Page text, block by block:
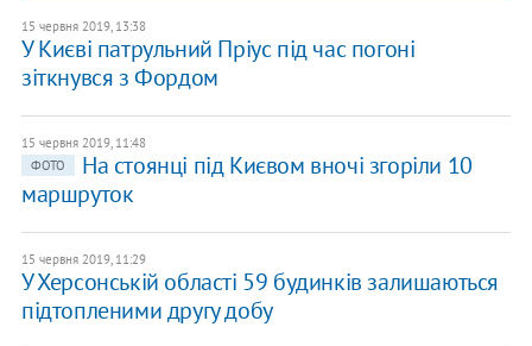
15 червня 2019, 13:38
У Києві патрульний Пріус під час погоні
зіткнувся з Фордом
15 червня 2019, 11:48
ФОТО
На стоянці під Києвом вночі згоріли 10
маршруток
15 червня 2019, 11:29
У Херсонській області 59 будинків залишаються
підтопленими другу добу